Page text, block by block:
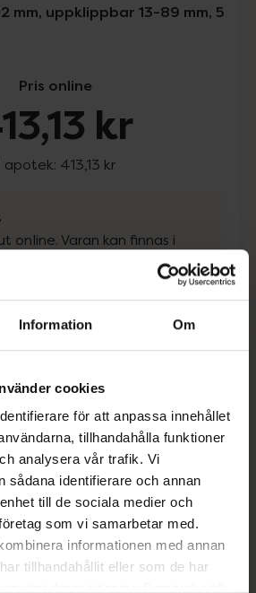
Information Om
cookies
för att anpassa innehållet
tillhandahålla funktioner
analysera vår trafik. Vi
sådana identifierare och annan
till de sociala medier och
som vi samarbetar med.
informationen med annan
tillhandahållit eller som de har
mm, uppklippbar 13-89 mm, 5
Pris online
kr
apotek: 413,13 kr
online. Varan kan finnas i
av våra fysiska Kronans
på apotek
villkoren
Spara